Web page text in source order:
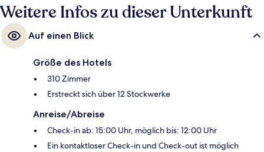
Weitere Infos zu dieser Unterkunft
Auf einen Blick
Größe des Hotels
310 Zimmer
Erstreckt sich über 12 Stockwerke
Anreise/Abreise
Check-in ab: 15:00 Uhr, möglich bis: 12:00 Uhr
Ein kontaktloser Check-in und Check-out ist möglich